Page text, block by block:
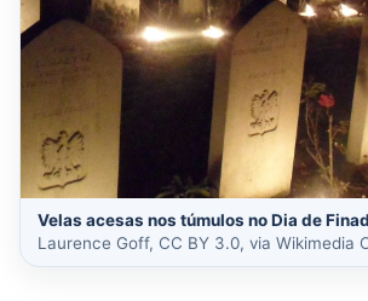
Velas acesas nos túmulos no Dia de
Laurence Goff, CC BY 3.0, via Wikimedia